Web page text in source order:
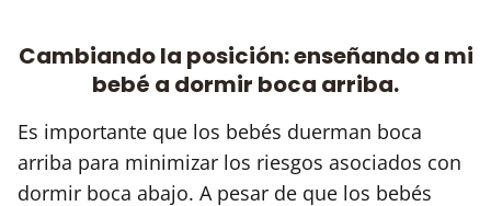
Cambiando la posición: enseñando a mi
bebé a dormir boca arriba.
Es importante que los bebés duerman boca
arriba para minimizar los riesgos asociados con
dormir boca abajo. A pesar de que los bebés